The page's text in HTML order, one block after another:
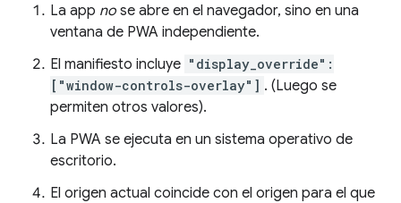
La app no se abre en el navegador, sino en una
ventana de PWA independiente.
El manifiesto incluye "display_override":
["window-controls-overlay"] . (Luego se
permiten otros valores).
La PWA se ejecuta en un sistema operativo de
escritorio.
El origen actual coincide con el origen para el que